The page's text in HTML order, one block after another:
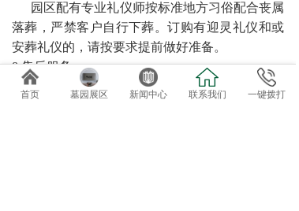
园区配有专业礼仪师按标准地方习俗配合丧属
落葬，严禁客户自行下葬。订购有迎灵礼仪和或
安葬礼仪的，请按要求提前做好准备。
8 售后服务
园区可提供诸如代客祭扫、管家服务、墓碑翻
首页 墓园展区 新闻中心 联系我们 一键拨打